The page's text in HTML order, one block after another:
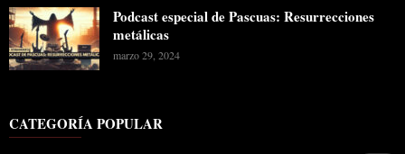
Podcast especial de Pascuas: Resurrecciones
metálicas
marzo 29, 2024
CATEGORÍA POPULAR